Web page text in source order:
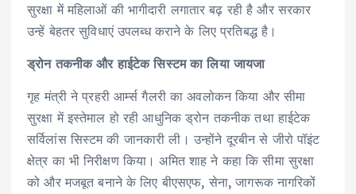
सुरक्षा में महिलाओं की भागीदारी लगातार बढ़ रही है और सरकार
उन्हें बेहतर सुविधाएं उपलब्ध कराने के लिए प्रतिबद्ध है।
ड्रोन तकनीक और हाईटेक सिस्टम का लिया जायजा
गृह मंत्री ने प्रहरी आर्म्स गैलरी का अवलोकन किया और सीमा
सुरक्षा में इस्तेमाल हो रही आधुनिक ड्रोन तकनीक तथा हाईटेक
सर्विलांस सिस्टम की जानकारी ली। उन्होंने दूरबीन से जीरो पॉइंट
क्षेत्र का भी निरीक्षण किया। अमित शाह ने कहा कि सीमा सुरक्षा
को और मजबूत बनाने के लिए बीएसएफ, सेना, जागरूक नागरिकों